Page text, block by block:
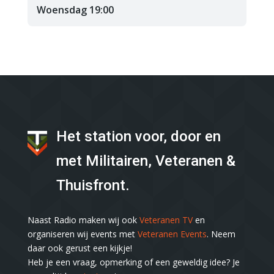
Woensdag 19:00
Het station voor, door en
met Militairen, Veteranen &
Thuisfront.
Naast Radio maken wij ook Veteranen TVen
organiseren wij events met Veteranen Events. Neem
daar ook gerust een kijkje!
Heb je een vraag, opmerking of een geweldig idee? Je